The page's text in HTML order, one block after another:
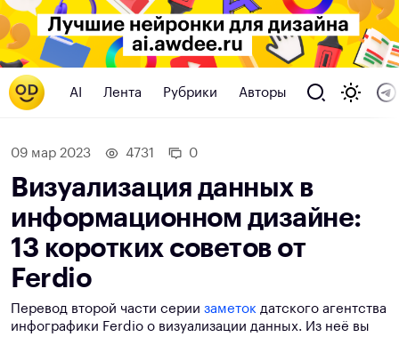
AI Лента Рубрики Авторы
09 мар 2023 4731 0
Визуализация данных в
информационном дизайне:
13 коротких советов от
Ferdio
Перевод второй части серии заметок датского агентства
инфографики Ferdio о визуализации данных. Из неё вы